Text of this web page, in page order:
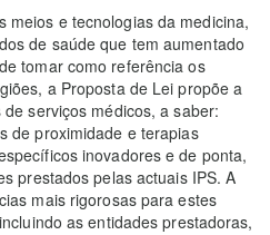
meios e tecnologias da medicina,
de saúde que tem aumentado
tomar como referência os
a Proposta de Lei propõe a
serviços médicos, a saber:
de proximidade e terapias
inovadores e de ponta,
prestados pelas actuais IPS. A
mais rigorosas para estes
as entidades prestadoras,